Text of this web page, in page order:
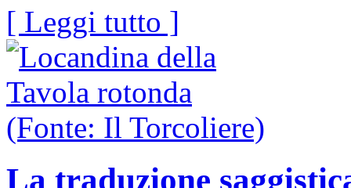
[ Leggi tutto ]
La traduzione